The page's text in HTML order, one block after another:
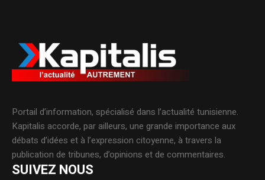
Portail d’information, spécialisé dans l’actualité tunisienne.
Kapitalis accorde, par ailleurs, une grande importance aux
débats d’idées et à l’expression citoyenne, à travers la
publication de tribunes, d’opinions et de commentaires.
SUIVEZ NOUS